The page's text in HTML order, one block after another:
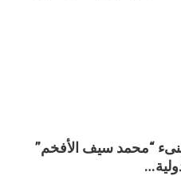
“محمد سيف الأفخم”